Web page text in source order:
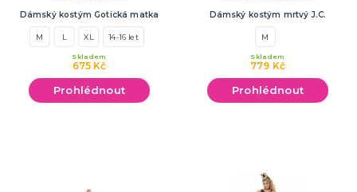
Dámský kostým Gotická matka
M L XL 14-16 let
675 Kč
Skladem
Prohlédnout
Dámský kostým mrtvý J.C.
M
779 Kč
Skladem
Prohlédnout